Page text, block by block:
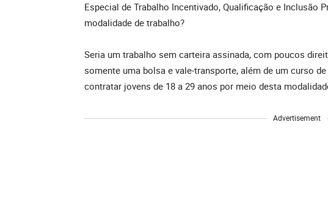
Especial de Trabalho Incentivado, Qualificação e Inclusão
modalidade de trabalho?
Seria um trabalho sem carteira assinada, com poucos
somente uma bolsa e vale-transporte, além de um curso
contratar jovens de 18 a 29 anos por meio desta
Advertisement